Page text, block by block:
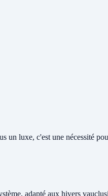
un luxe, c'est une nécessité
adapté aux hivers